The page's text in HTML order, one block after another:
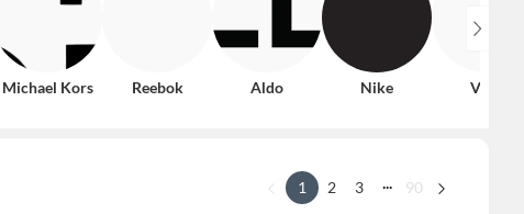
Michael Kors Reebok Aldo Nike Vans
1 2 3 ... 90